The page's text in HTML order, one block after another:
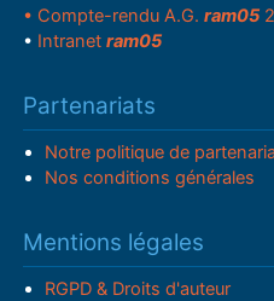
• Compte-rendu A.G.ram05
• Intranetram05
Partenariats
Notre politique de
Nos conditions générales
Mentions légales
RGPD & Droits d'auteur